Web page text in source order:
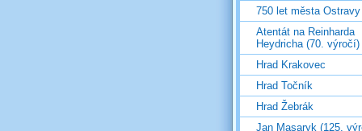
750 let města Ostravy
Atentát na Reinharda
Heydricha (70. výročí)
Hrad Krakovec
Hrad Točník
Hrad Žebrák
Jan Masaryk (125.